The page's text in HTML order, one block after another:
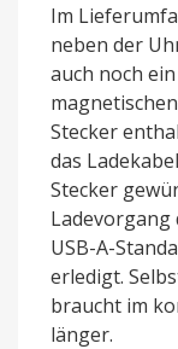
Im
neben der
auch noch
Stecker
das
Stecker
Ladevorgang
USB-A-
erledigt.
braucht im
länger.